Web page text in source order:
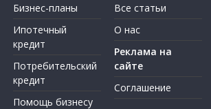
Бизнес-планы
Ипотечный
кредит
Потребительский
кредит
Помощь бизнесу
Все статьи
О нас
Реклама на
сайте
Соглашение